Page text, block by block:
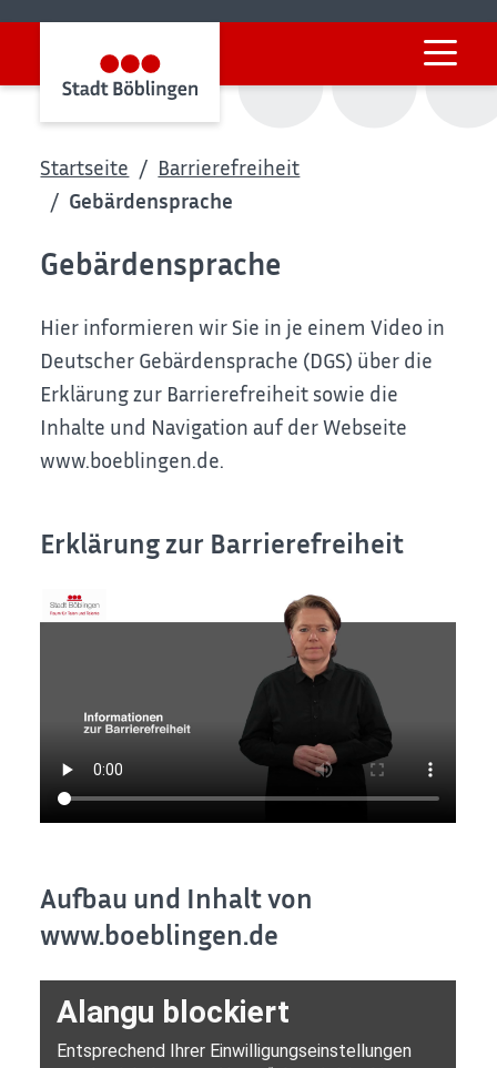
Startseite
Barrierefreiheit
Gebärdensprache
Gebärdensprache
Hier informieren wir Sie in je einem Video in
Deutscher Gebärdensprache (DGS) über die
Erklärung zur Barrierefreiheit sowie die
Inhalte und Navigation auf der Webseite
www.boeblingen.de.
Erklärung zur Barrierefreiheit
Aufbau und Inhalt von
www.boeblingen.de